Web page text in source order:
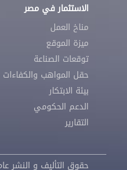
الاستثمار في مصر
مناخ العمل
ميزة الموقع
توقعات الصناعة
حقل المواهب والكفاءات
بيئة الابتكار
الدعم الحكومي
التقارير